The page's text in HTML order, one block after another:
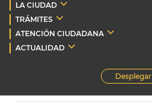
LA CIUDAD
TRÁMITES
ATENCIÓN CIUDADANA
ACTUALIDAD
Desplegar